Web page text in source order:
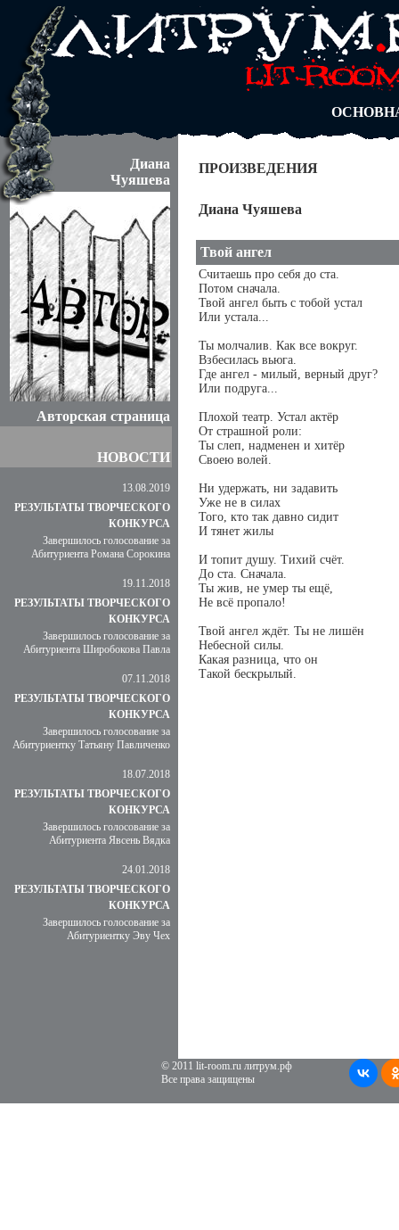
АВТОРЫ
БЛОГИ
АБИТУРА
Диана
Чуяшева
Авторская страница
НОВОСТИ
13.08.2019
РЕЗУЛЬТАТЫ ТВОРЧЕСКОГО
КОНКУРСА
Завершилось голосование за
Абитуриента Романа Сорокина
19.11.2018
РЕЗУЛЬТАТЫ ТВОРЧЕСКОГО
КОНКУРСА
Завершилось голосование за
Абитуриента Широбокова Павла
07.11.2018
РЕЗУЛЬТАТЫ ТВОРЧЕСКОГО
КОНКУРСА
Завершилось голосование за
Абитуриентку Татьяну Павличенко
18.07.2018
РЕЗУЛЬТАТЫ ТВОРЧЕСКОГО
КОНКУРСА
Завершилось голосование за
Абитуриента Явсень Вядка
24.01.2018
РЕЗУЛЬТАТЫ ТВОРЧЕСКОГО
КОНКУРСА
Завершилось голосование за
Абитуриентку Эву Чех
ПРОИЗВЕДЕНИЯ
Диана Чуяшева
Твой ангел
Считаешь про себя до ста.
Потом сначала.
Твой ангел быть с тобой устал
Или устала...
Ты молчалив. Как все вокруг.
Взбесилась вьюга.
Где ангел - милый, верный друг?
Или подруга...
Плохой театр. Устал актёр
От страшной роли:
Ты слеп, надменен и хитёр
Своею волей.
Ни удержать, ни задавить
Уже не в силах
Того, кто так давно сидит
И тянет жилы
И топит душу. Тихий счёт.
До ста. Сначала.
Ты жив, не умер ты ещё,
Не всё пропало!
Твой ангел ждёт. Ты не лишён
Небесной силы.
Какая разница, что он
Такой бескрылый.
© 2011 lit-room.ru литрум.рф
Все права защищены